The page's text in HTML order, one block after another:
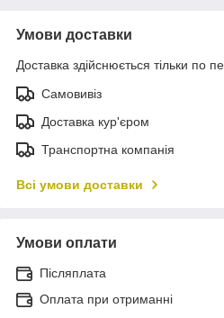
Умови доставки
Доставка здійснюється тільки по
Самовивіз
Доставка кур'єром
Транспортна компанія
Всі умови доставки
Умови оплати
Післяплата
Оплата при отриманні